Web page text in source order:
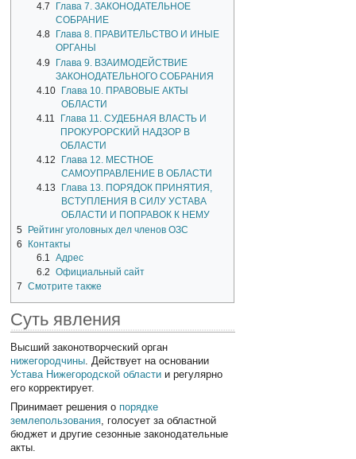
4.7
Глава 7. ЗАКОНОДАТЕЛЬНОЕ
СОБРАНИЕ
4.8
Глава 8. ПРАВИТЕЛЬСТВО И ИНЫЕ
ОРГАНЫ
4.9
Глава 9. ВЗАИМОДЕЙСТВИЕ
ЗАКОНОДАТЕЛЬНОГО СОБРАНИЯ
4.10 Глава 10. ПРАВОВЫЕ АКТЫ
ОБЛАСТИ
4.11
Глава 11. СУДЕБНАЯ ВЛАСТЬ И
ПРОКУРОРСКИЙ НАДЗОР В
ОБЛАСТИ
4.12
Глава 12. МЕСТНОЕ
САМОУПРАВЛЕНИЕ В ОБЛАСТИ
4.13
Глава 13. ПОРЯДОК ПРИНЯТИЯ,
ВСТУПЛЕНИЯ В СИЛУ УСТАВА
ОБЛАСТИ И ПОПРАВОК К НЕМУ
5 Рейтинг уголовных дел членов ОЗС
6
Контакты
6.1 Адрес
6.2 Официальный сайт
7
Смотрите также
Суть явления
Высший законотворческий орган
нижегородчины. Действует на основании
Устава Нижегородской области и регулярно
его корректирует.
Принимает решения о порядке
землепользования , голосует за областной
бюджет и другие сезонные законодательные
акты.